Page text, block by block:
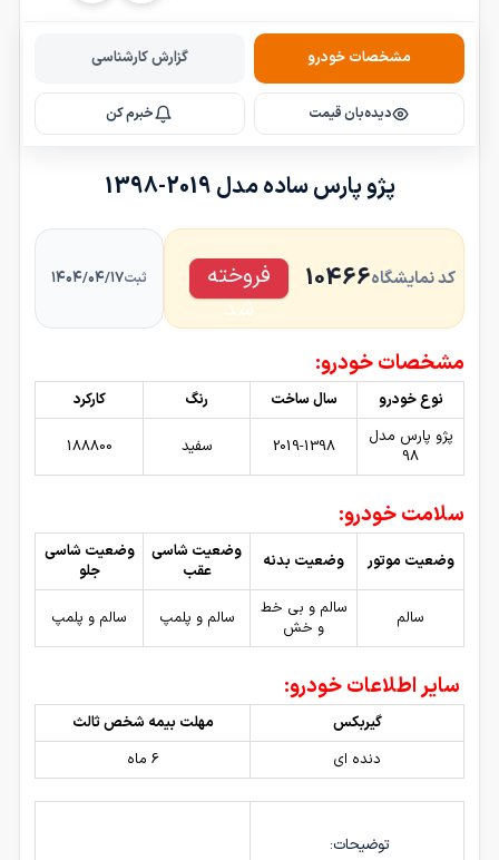
مشخصات خودرو گزارش کارشناسی
دیده‌بان قیمت خبرم کن
پژو پارس ساده مدل 2019-1398
کد نمایشگاه10466
فروخته
شد
ثبت۱۴۰۴/۰۴/۱۷
مشخصات خودرو:
نوع خودرو سال ساخت رنگ
کارکرد
پژو پارس مدل
98
2019-1398 سفید 188800
سلامت خودرو:
وضعیت موتور وضعیت بدنه
وضعیت شاسی
عقب
وضعیت شاسی
جلو
سالم
سالم و بی خط
و خش
سالم و پلمپ سالم و پلمپ
سایر اطلاعات خودرو:
گیربکس
مهلت بیمه شخص ثالث
دنده ای
6 ماه
توضیحات: